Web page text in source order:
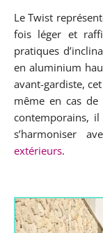
Le Twist
fois léger et
pratiques
en aluminium
avant-gardiste,
même en cas de
contemporains,
s’harmoniser
extérieurs.